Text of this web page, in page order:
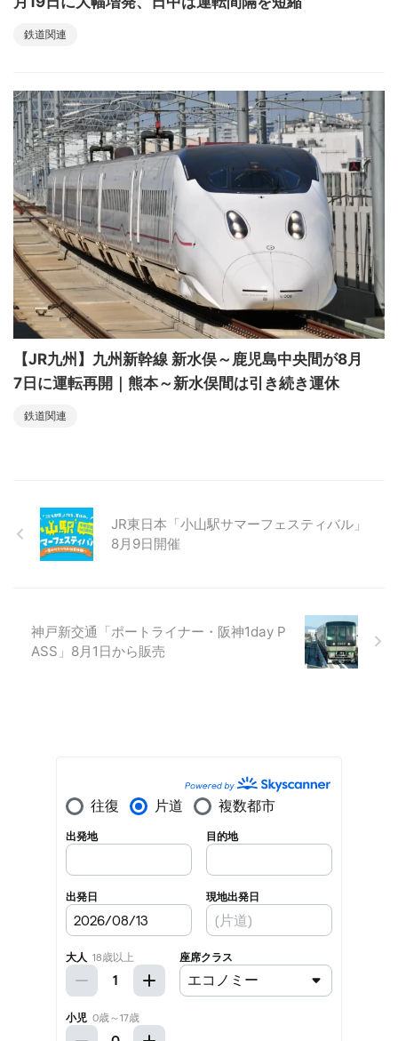
鉄道関連
【JR九州】九州新幹線 新水俣～鹿児島中央間が8月
7日に運転再開｜熊本～新水俣間は引き続き運休
鉄道関連
JR東日本「小山駅サマーフェスティバル」
8月9日開催
神戸新交通「ポートライナー・阪神1day P
ASS」8月1日から販売